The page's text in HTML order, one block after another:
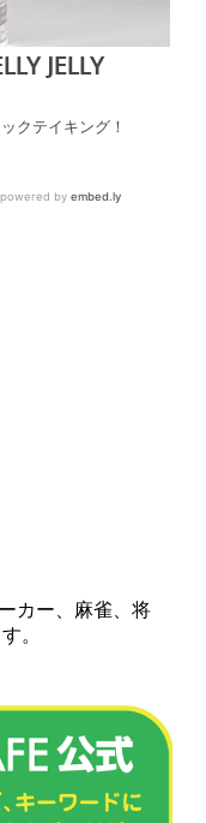
カー、麻雀、将
。